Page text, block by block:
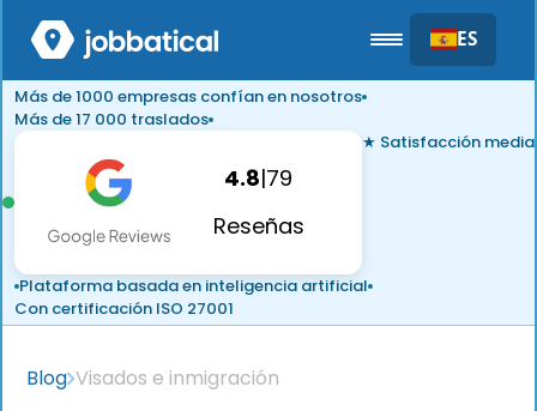
ES
Más de 1000 empresas confían en nosotros
Más de 17 000 traslados
4.8|79
Reseñas
★ Satisfacción media
Plataforma basada en inteligencia artificial
Con certificación ISO 27001
Blog Visados e inmigración